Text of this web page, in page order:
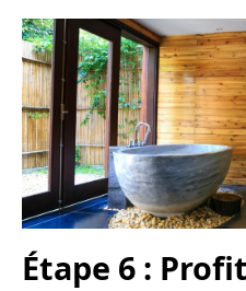
Étape 6 :